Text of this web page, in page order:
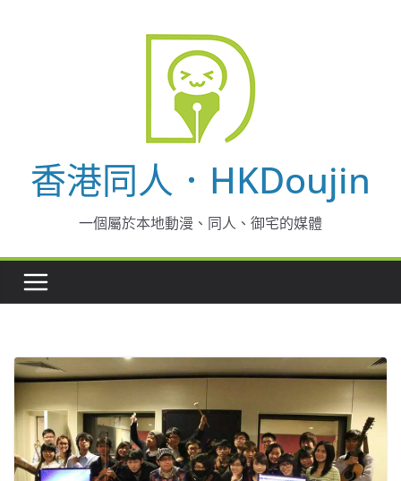
香港同人．HKDoujin
一個屬於本地動漫、同人、御宅的媒體